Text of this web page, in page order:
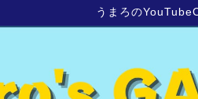
うまろの